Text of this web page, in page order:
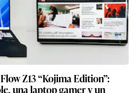
Z13 “Kojima Edition”:
una laptop gamer y un